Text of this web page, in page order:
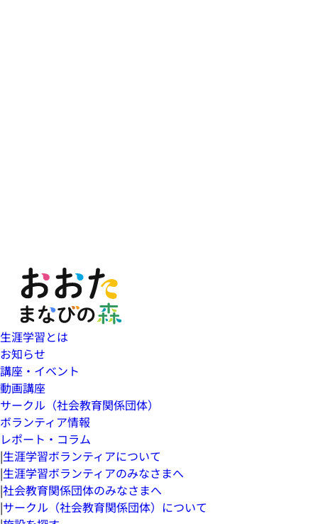
生涯学習とは
お知らせ
講座・イベント
動画講座
サークル（社会教育関係団体）
ボランティア情報
レポート・コラム
|生涯学習ボランティアについて
|生涯学習ボランティアのみなさまへ
|社会教育関係団体のみなさまへ
|サークル（社会教育関係団体）について